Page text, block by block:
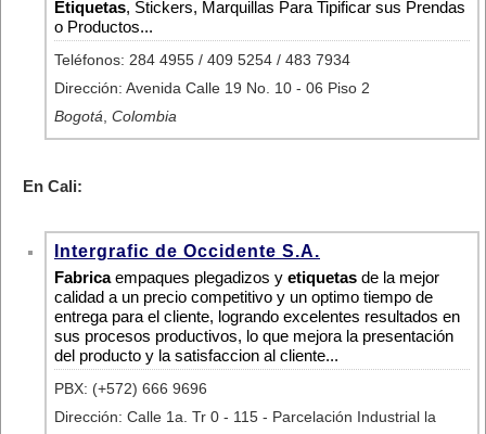
Etiquetas, Stickers, Marquillas Para Tipificar sus Prendas
o Productos...
Teléfonos: 284 4955 / 409 5254 / 483 7934
Dirección: Avenida Calle 19 No. 10 - 06 Piso 2
Bogotá Colombia
En Cali:
Intergrafic de Occidente S.A.
Fabricaempaques plegadizos y etiquetas de la mejor
calidad a un precio competitivo y un optimo tiempo de
entrega para el cliente, logrando excelentes resultados en
sus procesos productivos, lo que mejora la presentación
del producto y la satisfaccion al cliente...
PBX: (+572) 666 9696
Dirección: Calle 1a. Tr 0 - 115 - Parcelación Industrial la